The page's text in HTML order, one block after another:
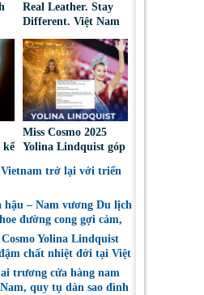
Real Leather. Stay
Different. Việt Nam
2026: Tôn vinh sáng
tạo da thuộc và thời
trang bền vững
kể
Miss Cosmo 2025
Yolina Lindquist góp
Nhân Đẹp Nhất Năm
Vietnam trở lại với triển
hậu – Nam vương Du lịch
đường cong gợi cảm,
Yolina Lindquist
chất nhiệt đới tại Việt
trương cửa hàng nam
quy tụ dàn sao đình